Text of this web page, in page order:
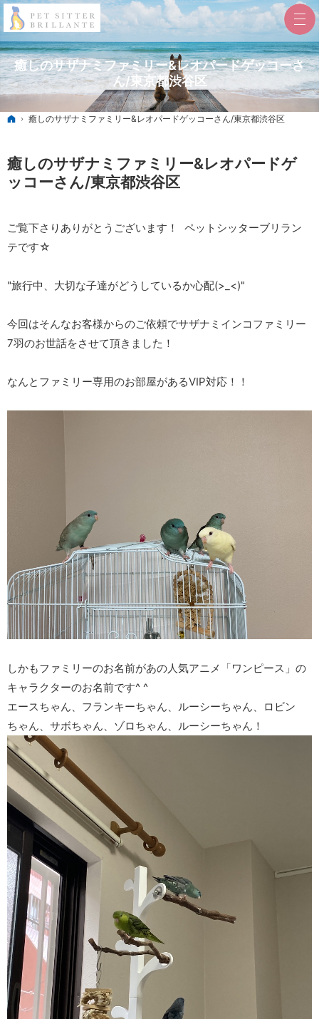
癒しのサザナミファミリー&レオパードゲッコーさ
ん/東京都渋谷区
ホーム
癒しのサザナミファミリー&レオパードゲッコーさん/東京都渋谷区
癒しのサザナミファミリー&レオパードゲ
ッコーさん/東京都渋谷区
ご覧下さりありがとうございます！ ペットシッターブリラン
テです☆
"旅行中、大切な子達がどうしているか心配(>_<)"
今回はそんなお客様からのご依頼でサザナミインコファミリー
7羽のお世話をさせて頂きました！
なんとファミリー専用のお部屋があるVIP対応！！
しかもファミリーのお名前があの人気アニメ「ワンピース」の
キャラクターのお名前です^ ^
エースちゃん、フランキーちゃん、ルーシーちゃん、ロビン
ちゃん、サボちゃん、ゾロちゃん、ルーシーちゃん！